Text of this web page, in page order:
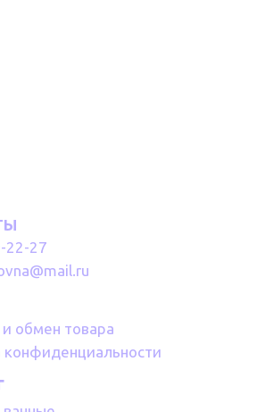
22-27
обмен товара
конфиденциальности